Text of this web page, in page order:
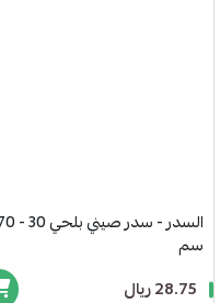
السدر - سدر صيني بلحي 30 - 70
سم
28.75 ريال